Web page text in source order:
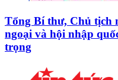
Tổng Bí thư, Chủ tịch
ngoại và hội nhập
trọng